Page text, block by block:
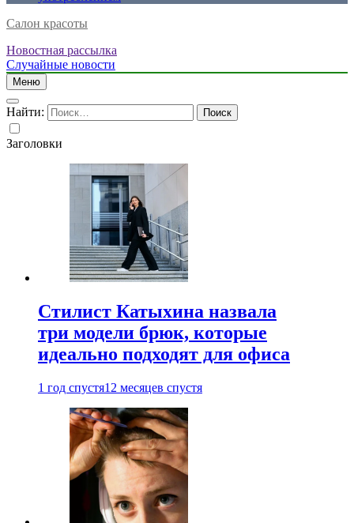
Салон красоты
Новостная рассылка
Случайные новости
Меню
Найти:
Заголовки
Стилист Катыхина назвала
три модели брюк, которые
идеально подходят для офиса
1 год спустя12 месяцев спустя